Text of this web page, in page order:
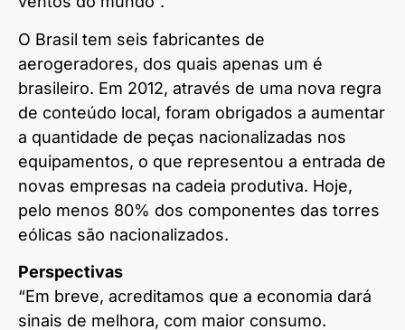
O Brasil tem seis fabricantes de
aerogeradores, dos quais apenas um é
brasileiro. Em 2012, através de uma nova regra
de conteúdo local, foram obrigados a aumentar
a quantidade de peças nacionalizadas nos
equipamentos, o que representou a entrada de
novas empresas na cadeia produtiva. Hoje,
pelo menos 80% dos componentes das torres
eólicas são nacionalizados.
Perspectivas
“Em breve, acreditamos que a economia dará
sinais de melhora, com maior consumo.